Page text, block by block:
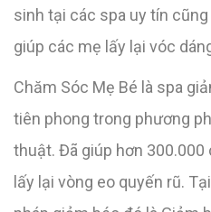
sinh tại các spa uy tín
giúp các mẹ lấy lại vóc
Chăm Sóc Mẹ Bé là spa
tiên phong trong phương
thuật. Đã giúp hơn
lấy lại vòng eo quyến rũ.